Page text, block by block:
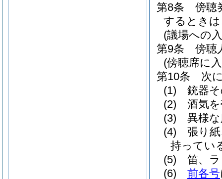
第8条
傍聴
するとき
(議場への
第9条
傍聴
(傍聴席に
第10条
次
(1)
銃器
(2)
酒気
(3)
異様
(4)
張り
持ってい
(5)
笛、
(6)
前各号